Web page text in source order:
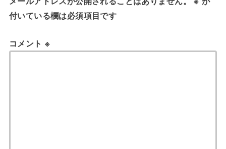
付いている欄は必須項目です
コメント ※